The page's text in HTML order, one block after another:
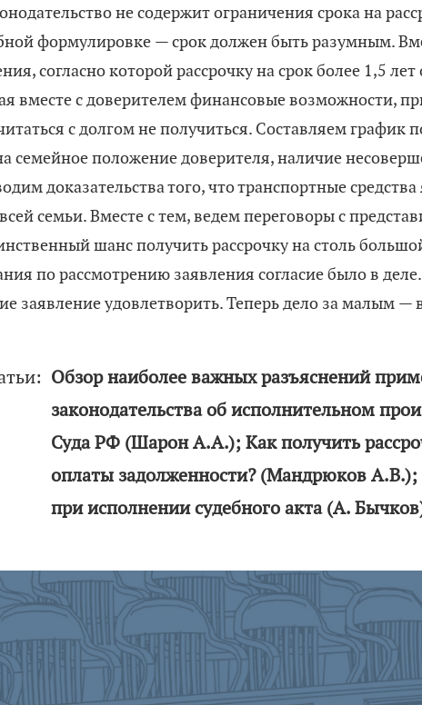
не содержит ограничения срока на
формулировке — срок должен быть разумным.
согласно которой рассрочку на срок более 1,5
вместе с доверителем финансовые возможности,
с долгом не получиться. Составляем график
семейное положение доверителя, наличие
доказательства того, что транспортные
семьи. Вместе с тем, ведем переговоры с
шанс получить рассрочку на столь
по рассмотрению заявления согласие было в
заявление удовлетворить. Теперь дело за малым —
Обзор наиболее важных разъяснений
законодательства об исполнительном
Суда РФ (Шарон А.А.); Как получить
оплаты задолженности? (Мандрюков
при исполнении судебного акта (А.